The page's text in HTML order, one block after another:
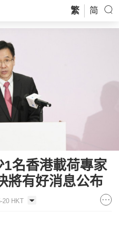
繁 简
名香港載荷專家
將有好消息公布
20 HKT